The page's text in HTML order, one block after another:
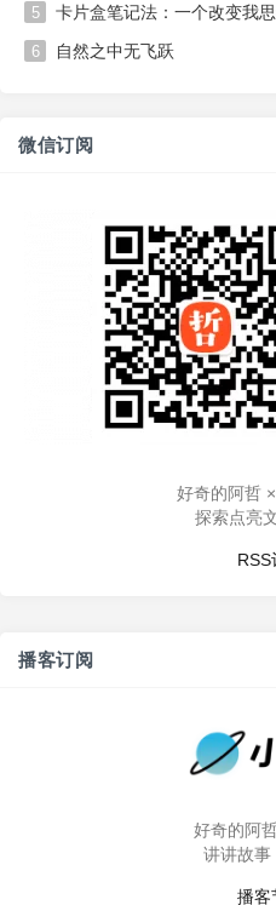
5 卡片盒笔记法：一个改变我
6 自然之中无飞跃
微信订阅
好奇的阿哲
探索点亮
RSS
播客订阅
好奇的阿
讲讲故事
播客